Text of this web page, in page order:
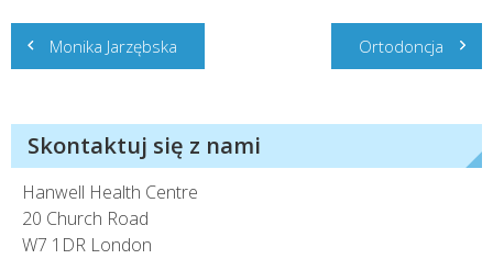
Nawigacja
wpisu
Monika Jarzębska Ortodoncja
Skontaktuj się z nami
Hanwell Health Centre
20 Church Road
W7 1DR London